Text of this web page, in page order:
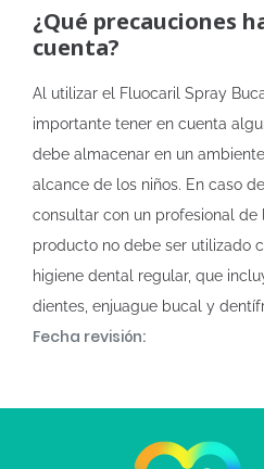
¿Qué precauciones
cuenta?
Al utilizar el Fluocaril Spray
importante tener en cuenta
debe almacenar en un
alcance de los niños. En caso
consultar con un profesional
producto no debe ser utilizado
higiene dental regular, que
dientes, enjuague bucal y
Fecha revisión: